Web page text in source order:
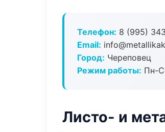
Телефон: 8 (995)
Email:
Город: Череповец
Режим работы: Пн-
Листо- и